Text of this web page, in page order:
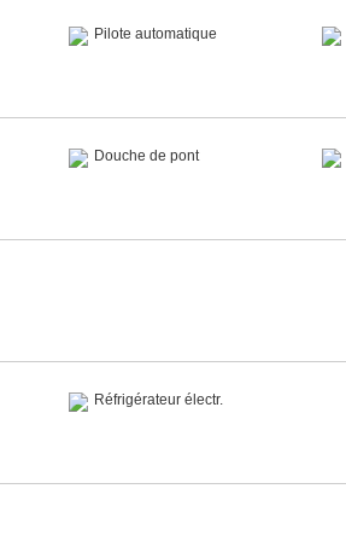
Pilote automatique
Douche de pont
Réfrigérateur électr.